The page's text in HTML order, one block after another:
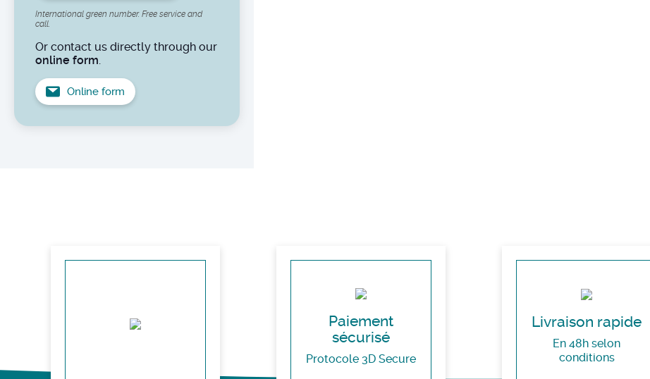
GEMMOTHERAPIE
DE BLOEMEN ELIXIRS (BLOEMEN
DIERENGAMMA
International green number. Free service and
call.
Or contact us directly through our
online form.
Online form
Paiement
sécurisé
Protocole 3D Secure
Livraison rapide
En 48h selon
conditions